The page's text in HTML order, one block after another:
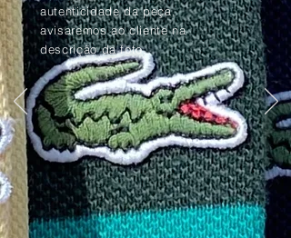
autenticidade da peça,
avisaremos ao cliente na
descrição da foto.